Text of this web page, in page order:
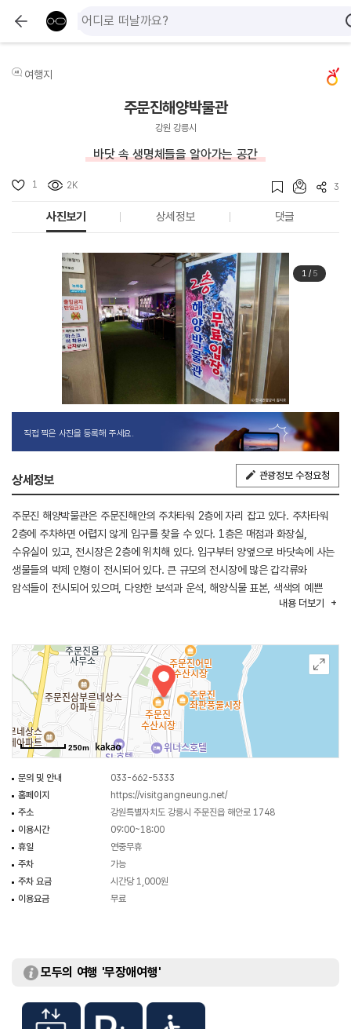
여행지
주문진해양박물관
강원 강릉시
바닷 속 생명체들을 알아가는 공간
1 2K 3
사진보기 상세정보 댓글
1 / 5
직접 찍은 사진을 등록해 주세요.
상세정보 관광정보 수정요청
주문진 해양박물관은 주문진해안의 주차타워 2층에 자리 잡고 있다. 주차타워
2층에 주차하면 어렵지 않게 입구를 찾을 수 있다. 1층은 매점과 화장실,
수유실이 있고, 전시장은 2층에 위치해 있다. 입구부터 양옆으로 바닷속에 사는
생물들의 박제 인형이 전시되어 있다. 큰 규모의 전시장에 많은 갑각류와
암석들이 전시되어 있으며, 다양한 보석과 운석, 해양식물 표본, 색색의 예쁜
내용 더보기
250m
문의 및 안내
033-662-5333
홈페이지
https://visitgangneung.net/
주소
강원특별자치도 강릉시 주문진읍 해안로 1748
이용시간
09:00~18:00
휴일
연중무휴
주차
가능
주차 요금
시간당 1,000원
이용요금
무료
모두의 여행 '무장애여행'